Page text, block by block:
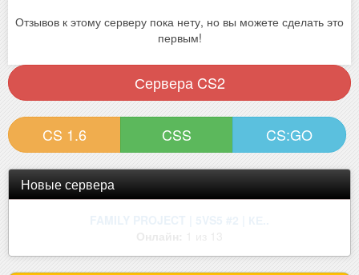
Отзывов к этому серверу пока нету, но вы можете сделать это
первым!
Сервера CS2
CS 1.6 CSS CS:GO
Новые сервера